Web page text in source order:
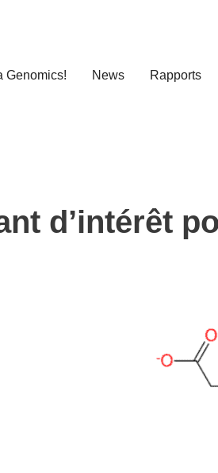
Genomics! News Rapports
d’intérêt